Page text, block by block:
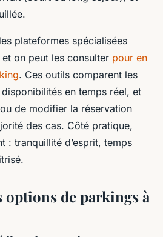
plateformes spécialisées
on peut les consulter pour en
. Ces outils comparent les
en temps réel, et
de modifier la réservation
des cas. Côté pratique,
: tranquillité d’esprit, temps
options de parkings à